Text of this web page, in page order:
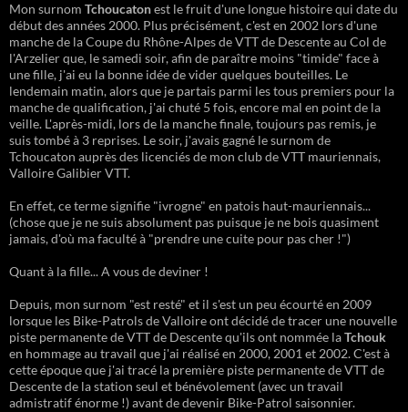
Mon surnom Tchoucatonest le fruit d'une longue histoire qui date du
début des années 2000. Plus précisément, c'est en 2002 lors d'une
manche de la Coupe du Rhône-Alpes de VTT de Descente au Col de
l'Arzelier que, le samedi soir, afin de paraître moins "timide" face à
une fille, j'ai eu la bonne idée de vider quelques bouteilles. Le
lendemain matin, alors que je partais parmi les tous premiers pour la
manche de qualification, j'ai chuté 5 fois, encore mal en point de la
veille. L'après-midi, lors de la manche finale, toujours pas remis, je
suis tombé à 3 reprises. Le soir, j'avais gagné le surnom de
Tchoucaton auprès des licenciés de mon club de VTT mauriennais,
Valloire Galibier VTT.
En effet, ce terme signifie "ivrogne" en patois haut-mauriennais...
(chose que je ne suis absolument pas puisque je ne bois quasiment
jamais, d'où ma faculté à "prendre une cuite pour pas cher !")
Quant à la fille... A vous de deviner !
Depuis, mon surnom "est resté" et il s'est un peu écourté en 2009
lorsque les Bike-Patrols de Valloire ont décidé de tracer une nouvelle
piste permanente de VTT de Descente qu'ils ont nommée laTchouk
en hommage au travail que j'ai réalisé en 2000, 2001 et 2002. C'est à
cette époque que j'ai tracé la première piste permanente de VTT de
Descente de la station seul et bénévolement (avec un travail
admistratif énorme !) avant de devenir Bike-Patrol saisonnier.